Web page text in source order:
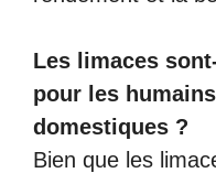
Les limaces
pour les
domestiques ?
Bien que les